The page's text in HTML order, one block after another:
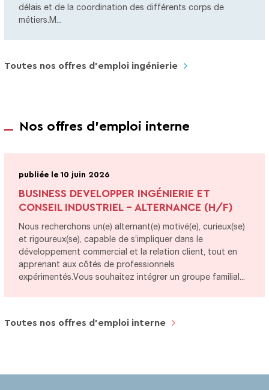
délais et de la coordination des différents corps de
métiers.M...
Toutes nos offres d’emploi ingénierie
Nos offres d'emploi interne
publiée le 10 juin 2026
BUSINESS DEVELOPPER INGÉNIERIE ET
CONSEIL INDUSTRIEL - ALTERNANCE (H/F)
Nous recherchons un(e) alternant(e) motivé(e), curieux(se)
et rigoureux(se), capable de s’impliquer dans le
développement commercial et la relation client, tout en
apprenant aux côtés de professionnels
expérimentés.Vous souhaitez intégrer un groupe familial...
Toutes nos offres d’emploi interne